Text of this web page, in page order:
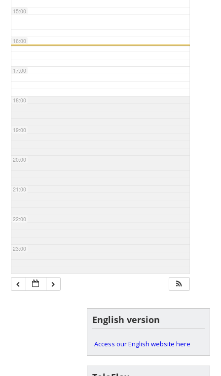
15:00
16:00
17:00
18:00
19:00
20:00
21:00
22:00
23:00
English version
Access our English website here